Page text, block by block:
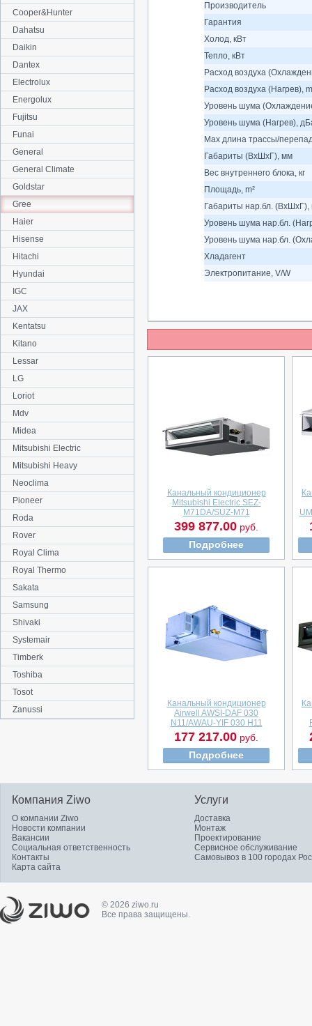
Производитель
Гарантия
Холод, кВт
Тепло, кВт
Расход воздуха
Расход воздуха (Нагрев),
Уровень шума
Уровень шума (Нагрев),
Max длина трассы/
Габариты (ВхШхГ), мм
Вес внутреннего блока, кг
Площадь, m²
Габариты нар.бл. (ВхШхГ),
Уровень шума нар.бл.
Уровень шума нар.бл.
Хладагент
Электропитание, V/W
Канальный кондиционер
Mitsubishi Electric SEZ-
M71DA/SUZ-M71
399 877.00 руб.
Подробнее
Канальный кондиционер
Airwell AWSI-DAF 030
N11/AWAU-YIF 030 H11
177 217.00 руб.
Подробнее
Cooper&Hunter
Dahatsu
Daikin
Dantex
Electrolux
Energolux
Fujitsu
Funai
General
General Climate
Goldstar
Gree
Haier
Hisense
Hitachi
Hyundai
IGC
JAX
Kentatsu
Kitano
Lessar
LG
Loriot
Mdv
Midea
Mitsubishi Electric
Mitsubishi Heavy
Neoclima
Pioneer
Roda
Rover
Royal Clima
Royal Thermo
Sakata
Samsung
Shivaki
Systemair
Timberk
Toshiba
Tosot
Zanussi
Компания Ziwo
О компании Ziwo
Новости компании
Вакансии
Социальная ответственность
Контакты
Карта сайта
Услуги
Доставка
Монтаж
Проектирование
Сервисное обслуживание
Самовывоз в 100 городах
© 2026 ziwo.ru
Все права защищены.